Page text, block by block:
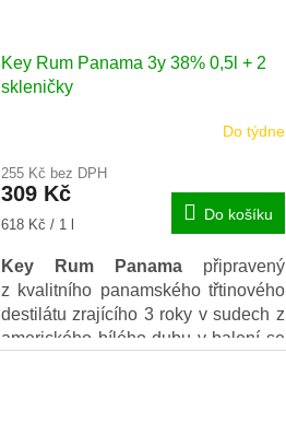
Key Rum Panama 3y 38% 0,5l + 2
skleničky
produktu
je
5,0
5
hvězdiček.
Do týdne
255 Kč bez DPH
309 Kč
Měrná
618 Kč / 1 l
Do košíku
Key Rum Panama připravený
z kvalitního panamského třtinového
destilátu zrajícího 3 roky v sudech z
amerického bílého dubu v balení se